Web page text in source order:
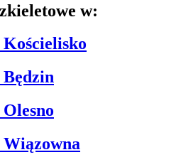
w:
Będzin